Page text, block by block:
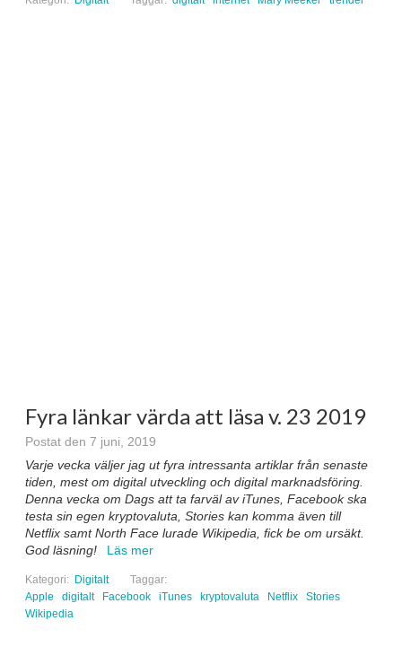
Fyra länkar värda att läsa v. 23 2019
Postat den 7 juni, 2019
Varje vecka väljer jag ut fyra intressanta artiklar från senaste
tiden, mest om digital utveckling och digital marknadsföring.
Denna vecka om Dags att ta farväl av iTunes, Facebook ska
testa sin egen kryptovaluta, Stories kan komma även till
Netflix samt North Face lurade Wikipedia, fick be om ursäkt.
God läsning!
Läs mer
Kategori: Digitalt
Taggar:
Apple
digitalt Facebook iTunes kryptovaluta Netflix
Stories
Wikipedia